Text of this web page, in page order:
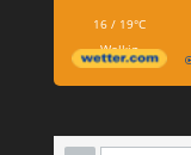
16 / 19°C
Wolkig